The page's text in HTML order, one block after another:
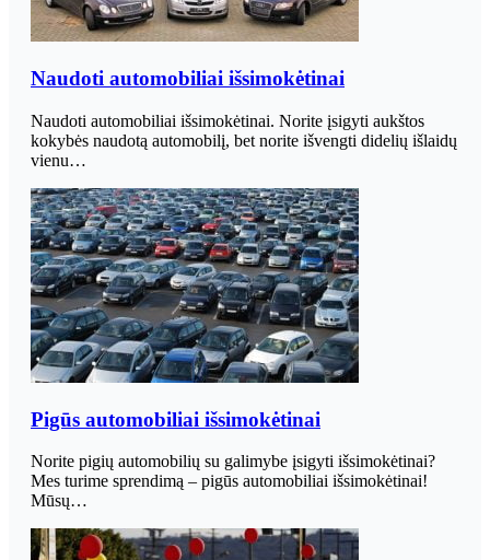
Naudoti automobiliai išsimokėtinai
Naudoti automobiliai išsimokėtinai. Norite įsigyti aukštos
kokybės naudotą automobilį, bet norite išvengti didelių išlaidų
vienu…
Pigūs automobiliai išsimokėtinai
Norite pigių automobilių su galimybe įsigyti išsimokėtinai?
Mes turime sprendimą – pigūs automobiliai išsimokėtinai!
Mūsų…